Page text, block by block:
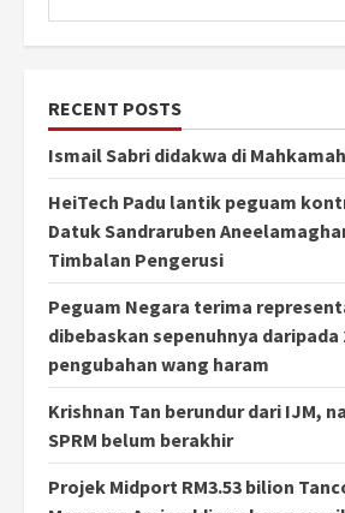
RECENT POSTS
Ismail Sabri didakwa di
HeiTech Padu lantik peguam
Datuk Sandraruben
Timbalan Pengerusi
Peguam Negara terima
dibebaskan sepenuhnya daripada
pengubahan wang haram
Krishnan Tan berundur dari IJM,
SPRM belum berakhir
Projek Midport RM3.53 bilion